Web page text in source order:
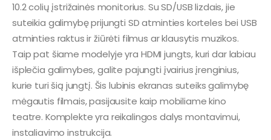
10.2 colių įstrižainės monitorius. Su SD/USB lizdais, jie
suteikia galimybę prijungti SD atminties korteles bei USB
atminties raktus ir žiūrėti filmus ar klausytis muzikos.
Taip pat šiame modelyje yra HDMI jungts, kuri dar labiau
išplečia galimybes, galite pajungti įvairius įrenginius,
kurie turi šią jungtį. Šis lubinis ekranas suteiks galimybę
mėgautis filmais, pasijausite kaip mobiliame kino
teatre. Komplekte yra reikalingos dalys montavimui,
instaliavimo instrukcija.